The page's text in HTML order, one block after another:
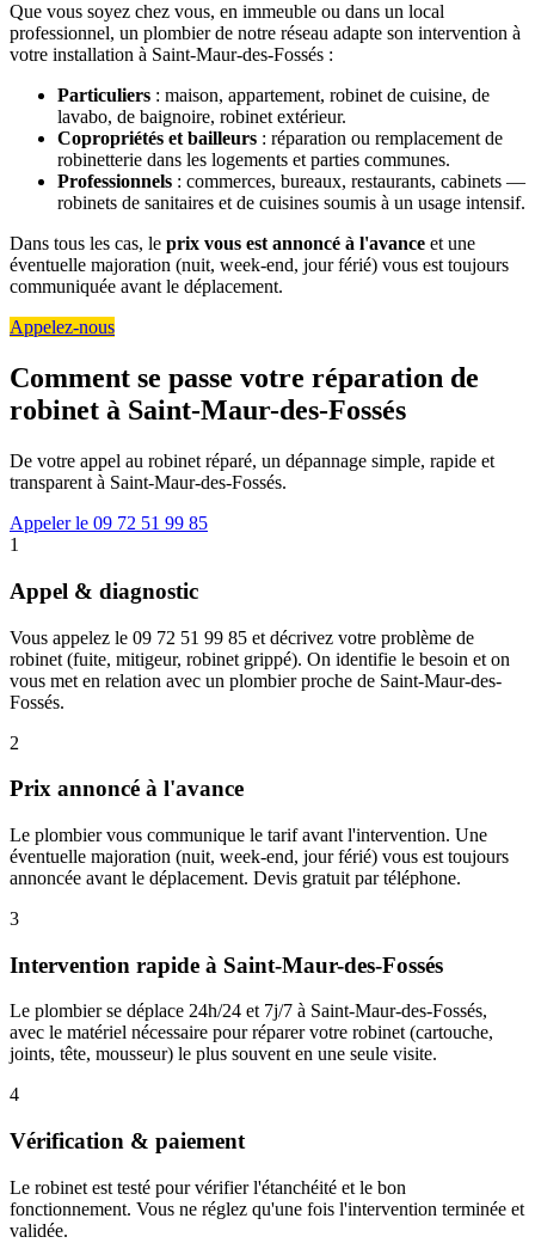
Que vous soyez chez vous, en immeuble ou dans un local
professionnel, un plombier de notre réseau adapte son intervention à
votre installation à Saint-Maur-des-Fossés :
Particuliers : maison, appartement, robinet de cuisine, de
lavabo, de baignoire, robinet extérieur.
Copropriétés et bailleurs : réparation ou remplacement de
robinetterie dans les logements et parties communes.
Professionnels : commerces, bureaux, restaurants, cabinets —
robinets de sanitaires et de cuisines soumis à un usage intensif.
Dans tous les cas, le prix vous est annoncé à l'avance et une
éventuelle majoration (nuit, week-end, jour férié) vous est toujours
communiquée avant le déplacement.
Appelez-nous
Comment se passe votre réparation de
robinet à Saint-Maur-des-Fossés
De votre appel au robinet réparé, un dépannage simple, rapide et
transparent à Saint-Maur-des-Fossés.
Appeler le 09 72 51 99 85
1
Appel & diagnostic
Vous appelez le 09 72 51 99 85 et décrivez votre problème de
robinet (fuite, mitigeur, robinet grippé). On identifie le besoin et on
vous met en relation avec un plombier proche de Saint-Maur-des-
Fossés.
2
Prix annoncé à l'avance
Le plombier vous communique le tarif avant l'intervention. Une
éventuelle majoration (nuit, week-end, jour férié) vous est toujours
annoncée avant le déplacement. Devis gratuit par téléphone.
3
Intervention rapide à Saint-Maur-des-Fossés
Le plombier se déplace 24h/24 et 7j/7 à Saint-Maur-des-Fossés,
avec le matériel nécessaire pour réparer votre robinet (cartouche,
joints, tête, mousseur) le plus souvent en une seule visite.
4
Vérification & paiement
Le robinet est testé pour vérifier l'étanchéité et le bon
fonctionnement. Vous ne réglez qu'une fois l'intervention terminée et
validée.